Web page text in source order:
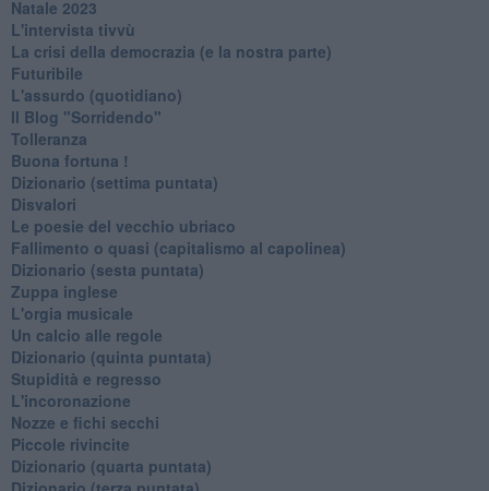
Natale 2023
L'intervista tivvù
La crisi della democrazia (e la nostra parte)
Futuribile
L'assurdo (quotidiano)
Il Blog "Sorridendo"
Tolleranza
Buona fortuna !
​Dizionario (settima puntata)
Disvalori
Le poesie del vecchio ubriaco
Fallimento o quasi (capitalismo al capolinea)
Dizionario (sesta puntata)
Zuppa inglese
L'orgia musicale
Un calcio alle regole
Dizionario (quinta puntata)
Stupidità e regresso
L'incoronazione
Nozze e fichi secchi
Piccole rivincite
​Dizionario (quarta puntata)